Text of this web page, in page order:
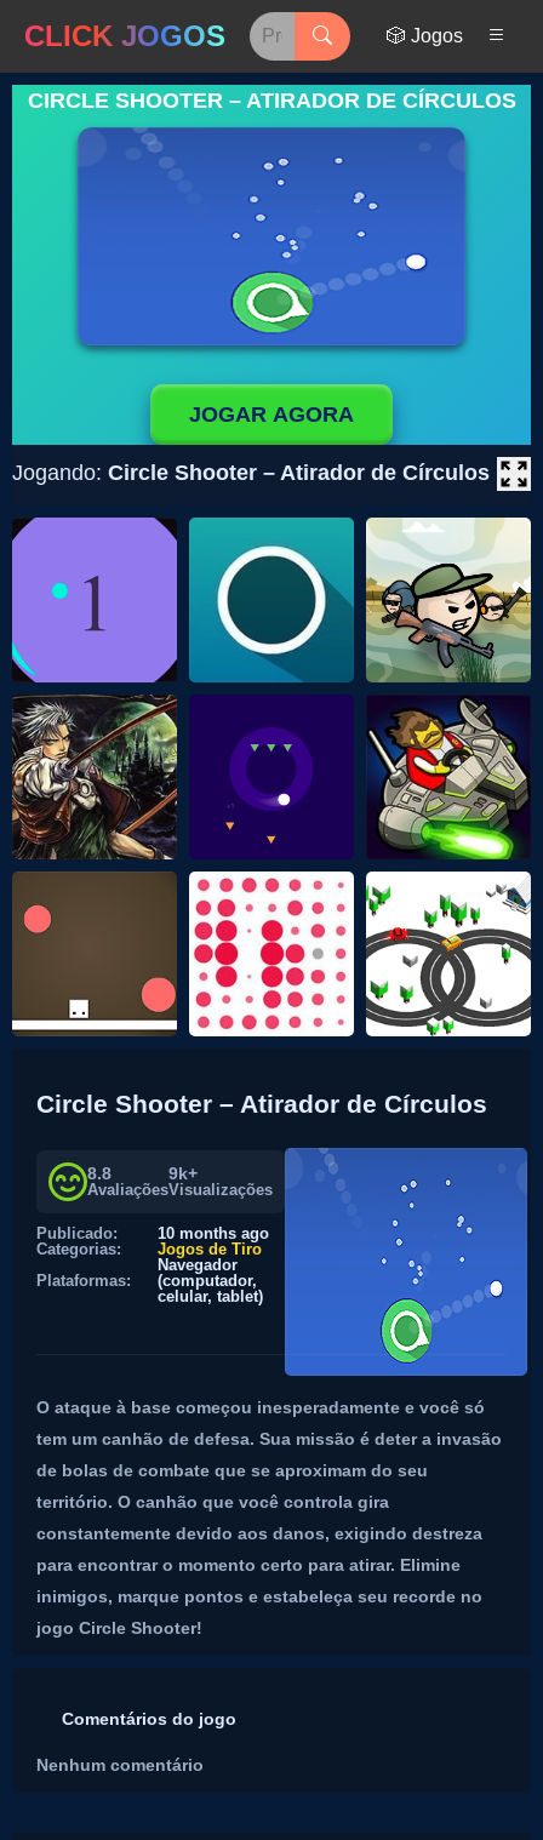
CLICK JOGOS 🎲 Jogos
CIRCLE SHOOTER – ATIRADOR DE CÍRCULOS
JOGAR AGORA
Jogando: Circle Shooter – Atirador de Círculos
Circle Shooter – Atirador de Círculos
8.8
Avaliações
9k+
Visualizações
Publicado:
10 months ago
Categorias:
Jogos de Tiro
Plataformas:
Navegador
(computador,
celular, tablet)
O ataque à base começou inesperadamente e você só
tem um canhão de defesa. Sua missão é deter a invasão
de bolas de combate que se aproximam do seu
território. O canhão que você controla gira
constantemente devido aos danos, exigindo destreza
para encontrar o momento certo para atirar. Elimine
inimigos, marque pontos e estabeleça seu recorde no
jogo Circle Shooter!
Comentários do jogo
Nenhum comentário